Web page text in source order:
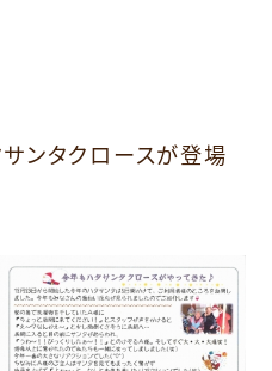
ンタクロースが登場